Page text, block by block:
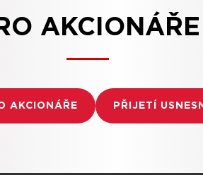
AKCIONÁŘE
AKCIONÁŘE PŘIJETÍ